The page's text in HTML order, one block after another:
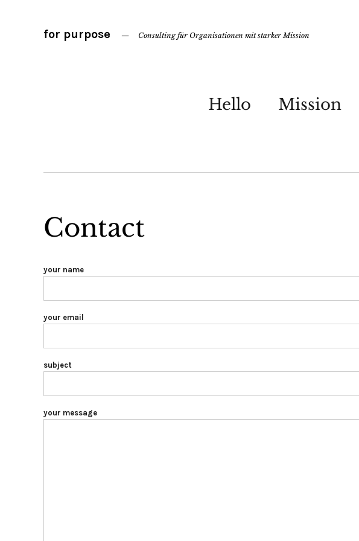
for purpose Consulting für Organisationen mit starker Mission
Hello Mission
Contact
your name
your email
subject
your message